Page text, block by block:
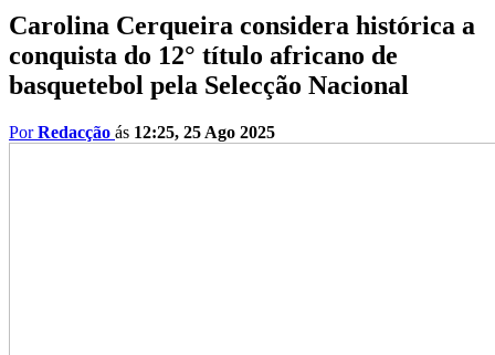
Carolina Cerqueira considera histórica a
conquista do 12° título africano de
basquetebol pela Selecção Nacional
PorRedacção ás 12:25, 25 Ago 2025